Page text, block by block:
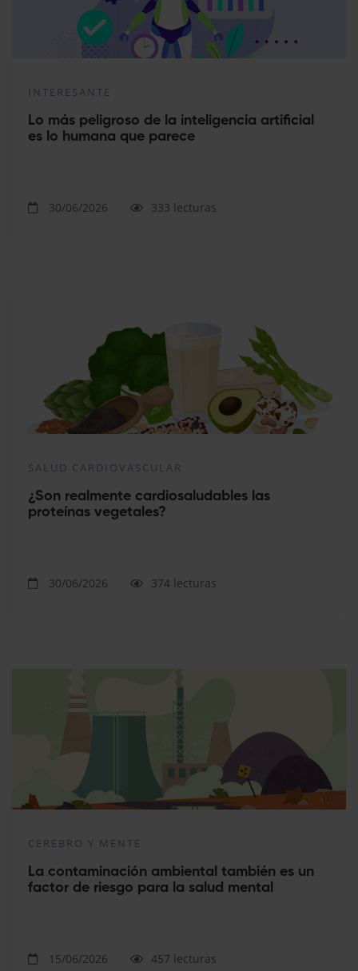
INTERESANTE
Lo más peligroso de la inteligencia artificial
es lo humana que parece
30/06/2026 333 lecturas
SALUD CARDIOVASCULAR
¿Son realmente cardiosaludables las
proteínas vegetales?
30/06/2026 374 lecturas
CEREBRO Y MENTE
La contaminación ambiental también es un
factor de riesgo para la salud mental
15/06/2026 457 lecturas